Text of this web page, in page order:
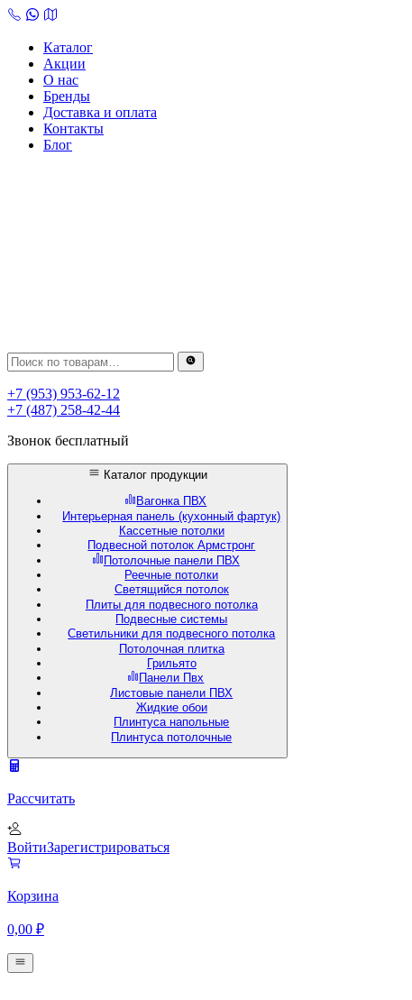
Skip
contentКаталог
Акции
О нас
Бренды
Доставка и оплата
Контакты
Блог
+7 (953) 953-62-12
+7 (487) 258-42-44
Звонок бесплатный
Каталог продукции
Вагонка ПВХ
Интерьерная панель (кухонный фартук)
Кассетные потолки
Подвесной потолок Армстронг
Потолочные панели ПВХ
Реечные потолки
Светящийся потолок
Плиты для подвесного потолка
Подвесные системы
Светильники для подвесного потолка
Потолочная плитка
Грильято
Панели Пвх
Листовые панели ПВХ
Жидкие обои
Плинтуса напольные
Плинтуса потолочные
Рассчитать
ВойтиЗарегистрироваться
Корзина
0,00 ₽